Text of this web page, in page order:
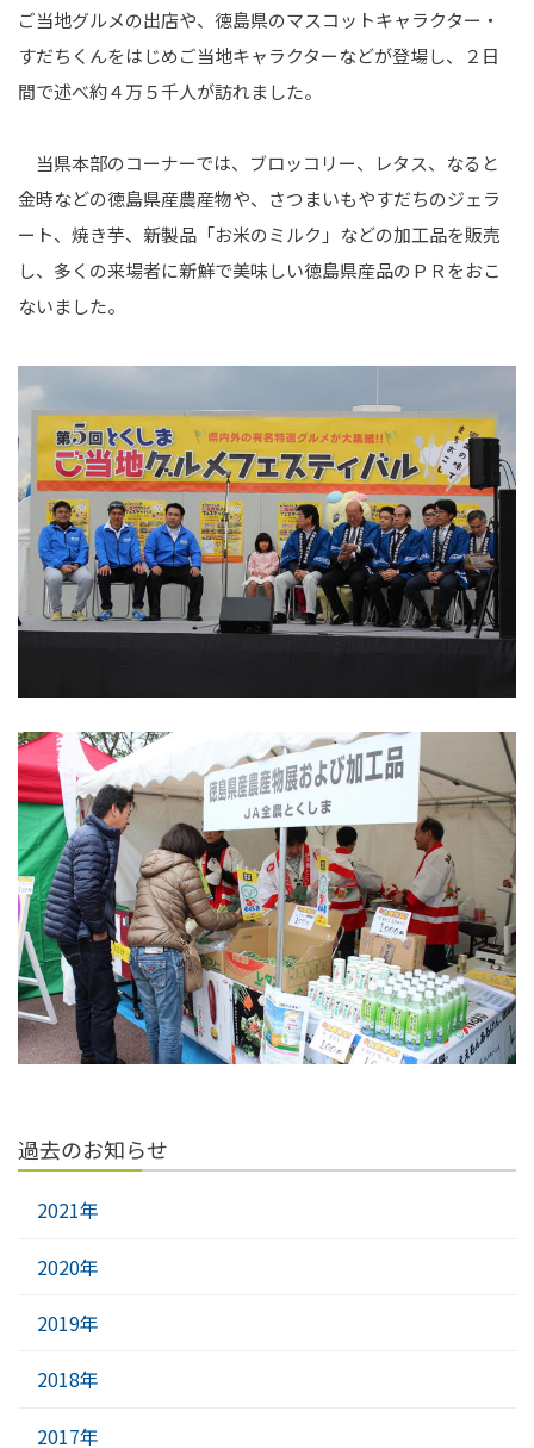
ご当地グルメの出店や、徳島県のマスコットキャラクター・
すだちくんをはじめご当地キャラクターなどが登場し、２日
間で述べ約４万５千人が訪れました。
当県本部のコーナーでは、ブロッコリー、レタス、なると
金時などの徳島県産農産物や、さつまいもやすだちのジェラ
ート、焼き芋、新製品「お米のミルク」などの加工品を販売
し、多くの来場者に新鮮で美味しい徳島県産品のＰＲをおこ
ないました。
過去のお知らせ
2021年
2020年
2019年
2018年
2017年